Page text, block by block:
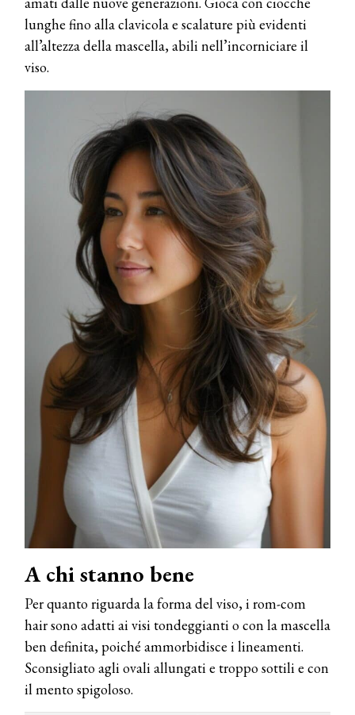
lunghe fino alla clavicola e scalature più evidenti
all’altezza della mascella, abili nell’incorniciare il
viso.
A chi stanno bene
Per quanto riguarda la forma del viso, i rom-com
hair sono adatti ai visi tondeggianti o con la mascella
ben definita, poiché ammorbidisce i lineamenti.
Sconsigliato agli ovali allungati e troppo sottili e con
il mento spigoloso.